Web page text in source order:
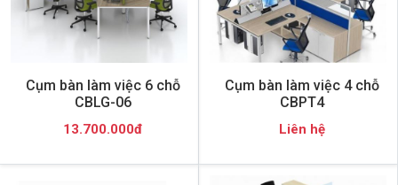
Cụm bàn làm việc 6 chỗ
CBLG-06
13.700.000đ
Cụm bàn làm việc 4 chỗ
CBPT4
Liên hệ